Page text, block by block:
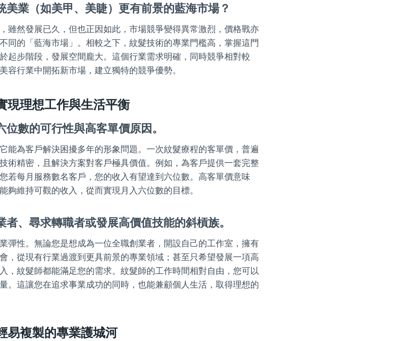
業（如美甲、美睫）更有前景的藍海市場？
雖然發展已久，但也正因如此，市場競爭變得異常激烈，價格戰亦
同的「藍海市場」。相較之下，紋髮技術的專業門檻高，掌握這門
起步階段，發展空間龐大。這個行業需求明確，同時競爭相對較
容行業中開拓新市場，建立獨特的競爭優勢。
現理想工作與生活平衡
數的可行性與高客單價原因。
能為客戶解決困擾多年的形象問題。一次紋髮療程的客單價，普遍
術精密，且解決方案對客戶極具價值。例如，為客戶提供一套完整
若每月服務數名客戶，您的收入有望達到六位數。高客單價意味
夠維持可觀的收入，從而實現月入六位數的目標。
、尋求轉職者或發展高價值技能的斜槓族。
彈性。無論您是想成為一位全職創業者，開設自己的工作室，擁有
，從現有行業過渡到更具前景的專業領域；甚至只希望發展一項高
，紋髮師都能滿足您的需求。紋髮師的工作時間相對自由，您可以
。這讓您在追求事業成功的同時，也能兼顧個人生活，取得理想的
易複製的專業護城河